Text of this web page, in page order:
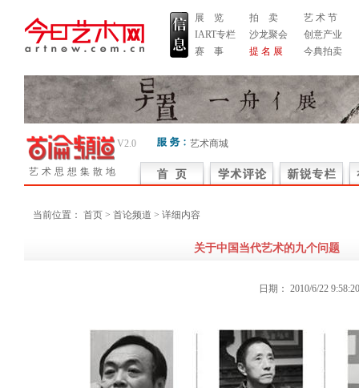
展 览
IART专栏
赛 事
拍 卖
沙龙聚会
提 名 展
艺 术 节
创意产业
今典拍卖
艺术思想集散地
V2.0 艺术商城
当前位置： 首页 > 首论频道 > 详细内容
关于中国当代艺术的九个问题
日期： 2010/6/22 9:58:20